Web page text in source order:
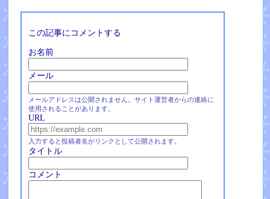
この記事にコメントする
お名前
メール
メールアドレスは公開されません。サイト運営者からの連絡に
使用されることがあります。
URL
入力すると投稿者名がリンクとして公開されます。
タイトル
コメント